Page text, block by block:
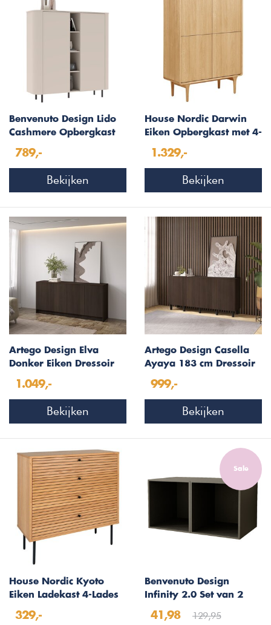
Benvenuto Design Lido
Cashmere Opbergkast
Vakken
789,-
Bekijken
House Nordic Darwin
Eiken Opbergkast met 4-
1.329,-
Bekijken
Artego Design Elva
Donker Eiken Dressoir
1.049,-
Bekijken
Artego Design Casella
Ayaya 183 cm Dressoir
999,-
Bekijken
House Nordic Kyoto
Eiken Ladekast 4-Lades
329,-
Sale
Benvenuto Design
Infinity 2.0 Set van 2
41,98 129,95